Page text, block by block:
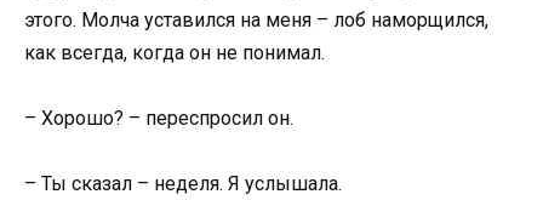
этого. Молча уставился на меня – лоб наморщился,
как всегда, когда он не понимал.
– Хорошо? – переспросил он.
– Ты сказал – неделя. Я услышала.